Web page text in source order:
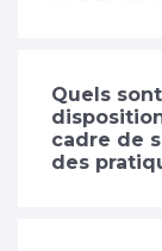
Quels
cadre de
des